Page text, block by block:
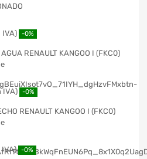
-0%
RENAULT KANGOO I (FKC0)
-0%
RENAULT KANGOO I (FKC0)
-0%